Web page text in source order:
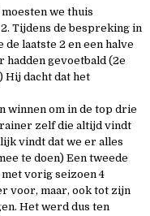
we thuis
Tijdens de bespreking in
laatste 2 en een halve
gevoetbald (2e
Hij dacht dat het
winnen om in de top drie
zelf die altijd vindt
vindt dat we er alles
te doen) Een tweede
vorig seizoen 4
voor, maar, ook tot zijn
Het werd dus ten